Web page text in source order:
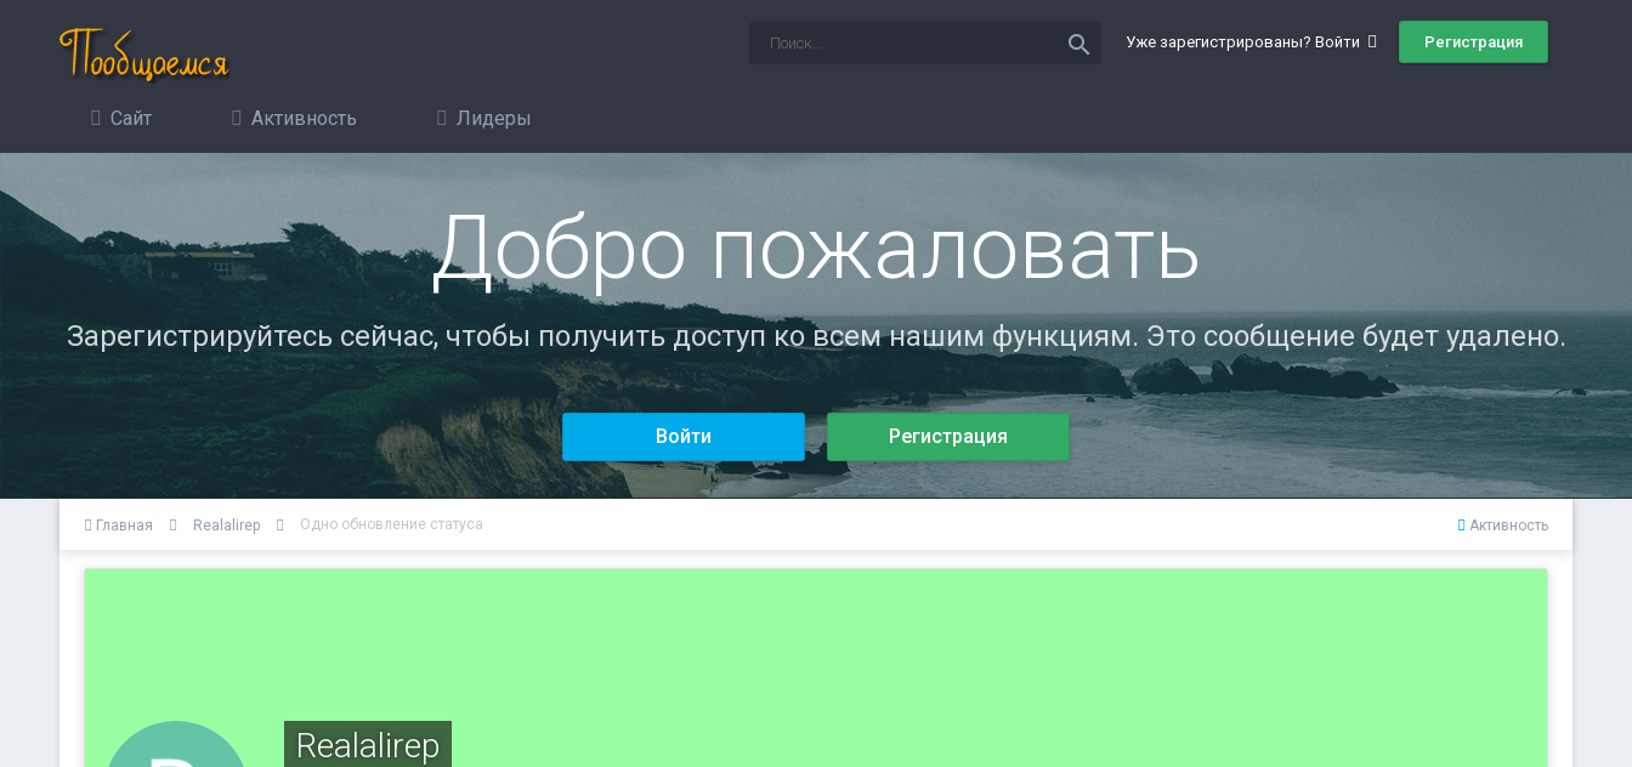
Уже зарегистрированы? Войти Регистрация
search
Сайт Активность Лидеры
Добро пожаловать
Зарегистрируйтесь сейчас, чтобы получить доступ ко всем нашим функциям. Это сообщение будет удалено.
Войти Регистрация
Активность
Главная Realalirep Одно обновление статуса
Realalirep